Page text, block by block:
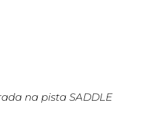
na pista SADDLE